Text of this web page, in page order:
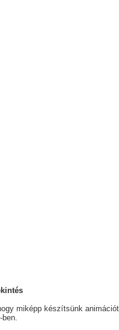
miképp készítsünk animációt